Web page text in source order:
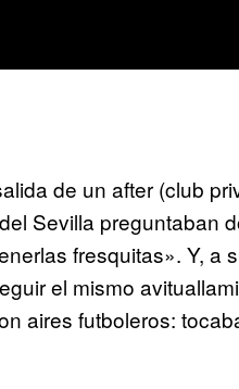
de un after (club
Sevilla preguntaban
fresquitas». Y, a
el mismo
aires futboleros: